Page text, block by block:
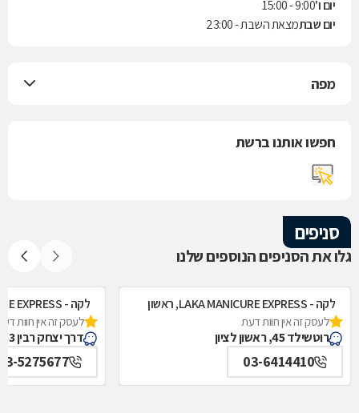
יום ו'9:00 - 15:00
יום שבתמצאת השבת - 23:00
מפה
חפשו אותנו ברשת
סניפים
גלו את הסניפים הנוספים שלנו
לקה - LAKA MANICURE EXPRESS, ראשון
לציון
לעסק זה אין חוות דעת
רוטשילד 45, ראשון לציון
03-6414410
לקה - LAKA MANICURE EXPRESS, גבעתיים
לעסק זה אין חוות
דרך יצחק רבין 53, גבעתיים
5275677